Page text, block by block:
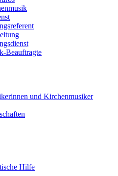
Beauftragte
und Kirchenmusiker
Hilfe